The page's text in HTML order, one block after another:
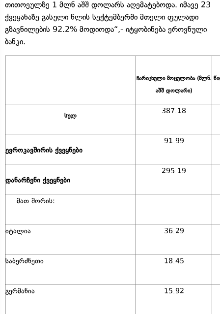
თითოეულზე 1 მლნ აშშ დოლარს აღემატებოდა. იმავე 23
ქვეყანაზე გასული წლის სექტემბერში მთელი ფულადი
გზავნილების 92.2% მოდიოდა“,- იტყობინება ეროვნული
ბანკი.
ჩარიცხული მოცულობა (მლნ.
აშშ დოლარი)
სულ
387.18
ევროკავშირის ქვეყნები
91.99
დანარჩენი ქვეყნები
295.19
მათ შორის:
იტალია 36.29
საბერძნეთი 18.45
გერმანია 15.92